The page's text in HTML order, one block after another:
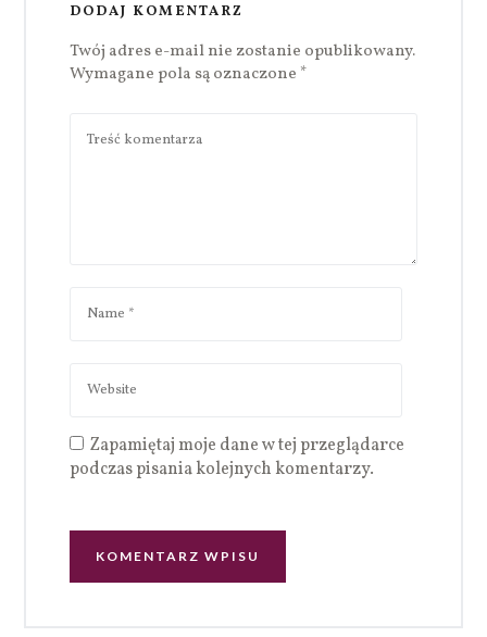
DODAJ KOMENTARZ
Twój adres e-mail nie zostanie opublikowany.
Wymagane pola są oznaczone *
Zapamiętaj moje dane w tej przeglądarce
podczas pisania kolejnych komentarzy.